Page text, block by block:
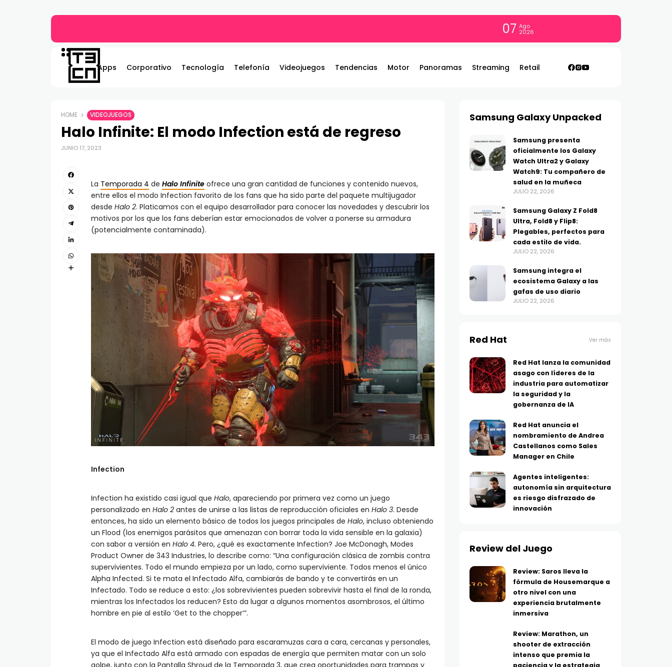
07 Ago
2026
Apps Corporativo Tecnología Telefonía Videojuegos Tendencias Motor Panoramas Streaming Retail
HOME VIDEOJUEGOS
Halo Infinite: El modo Infection está de regreso
JUNIO 17, 2023
La Temporada 4 de Halo Infinite ofrece una gran cantidad de funciones y contenido nuevos,
entre ellos el modo Infection favorito de los fans que ha sido parte del paquete multijugador
desde Halo 2. Platicamos con el equipo desarrollador para conocer las novedades y descubrir los
motivos por los que los fans deberían estar emocionados de volver a ponerse su armadura
(potencialmente contaminada).
Infection
Infection ha existido casi igual que Halo, apareciendo por primera vez como un juego
personalizado en Halo 2 antes de unirse a las listas de reproducción oficiales en Halo 3. Desde
entonces, ha sido un elemento básico de todos los juegos principales de Halo, incluso obteniendo
un Flood (los enemigos parásitos que amenazan con borrar toda la vida sensible en la galaxia)
con sabor a versión en Halo 4. Pero, ¿qué es exactamente Infection? Joe McDonagh, Modes
Product Owner de 343 Industries, lo describe como: “Una configuración clásica de zombis contra
supervivientes. Todo el mundo empieza por un lado, como superviviente. Todos menos el único
Alpha Infected. Si te mata el Infectado Alfa, cambiarás de bando y te convertirás en un
Infectado. Todo se reduce a esto: ¿los sobrevivientes pueden sobrevivir hasta el final de la ronda,
mientras los Infectados los reducen? Esto da lugar a algunos momentos asombrosos, el último
hombre en pie al estilo ‘Get to the chopper’”.
El modo de juego Infection está diseñado para escaramuzas cara a cara, cercanas y personales,
ya que el Infectado Alfa está armado con espadas de energía que permiten matar con un solo
Samsung Galaxy Unpacked
Samsung presenta
oficialmente los Galaxy
Watch Ultra2 y Galaxy
Watch9: Tu compañero de
salud en la muñeca
JULIO 22, 2026
Samsung Galaxy Z Fold8
Ultra, Fold8 y Flip8:
Plegables, perfectos para
cada estilo de vida.
JULIO 22, 2026
Samsung integra el
ecosistema Galaxy a las
gafas de uso diario
JULIO 22, 2026
Red Hat Ver más
Red Hat lanza la comunidad
asago con líderes de la
industria para automatizar
la seguridad y la
gobernanza de IA
Red Hat anuncia el
nombramiento de Andrea
Castellanos como Sales
Manager en Chile
Agentes inteligentes:
autonomía sin arquitectura
es riesgo disfrazado de
innovación
Review del Juego
Review: Saros lleva la
fórmula de Housemarque a
otro nivel con una
experiencia brutalmente
inmersiva
Review: Marathon, un
shooter de extracción
intenso que premia la
paciencia y la estrategia